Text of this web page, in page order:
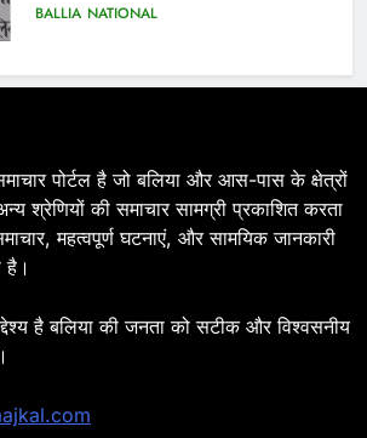
Ballia : 110 फीट ऊंचे तिरंगे के सम्मान
BALLIA NATIONAL
Ballia : सीएम डैशबोर्ड समीक्षा में फिसले
विभाग, डीएम ने मांगा स्पष्टीकरण
BALLIA NATIONAL
Ballia : दिल्ली ब्लास्ट के बाद बलिया में
गश्त
पोर्टल है जो बलिया और आस-पास के क्षेत्रों
श्रेणियों की समाचार सामग्री प्रकाशित करता
महत्वपूर्ण घटनाएं, और सामयिक जानकारी
है।
है बलिया की जनता को सटीक और विश्वसनीय